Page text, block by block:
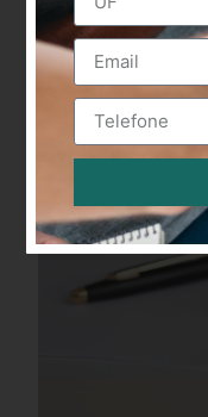
Alternative: